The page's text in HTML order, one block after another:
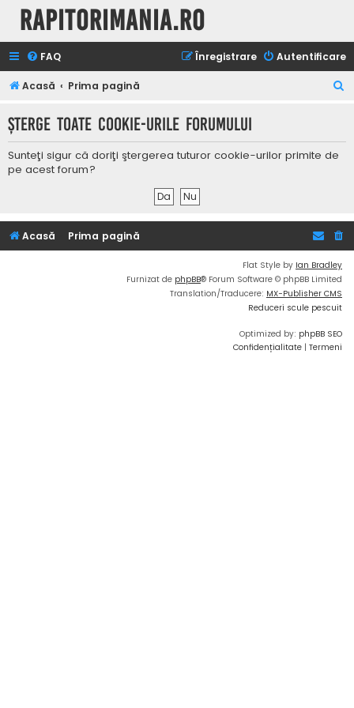
Rapitorimania.ro
FAQ Autentificare
Înregistrare
Acasă Prima pagină
t
Şterge toate cookie-urile forumului
Sunteţi sigur că doriţi ştergerea tuturor cookie-urilor primite de
pe acest forum?
Acasă Prima pagină
Flat Style by Ian Bradley
Furnizat de phpBB® Forum Software © phpBB Limited
Translation/Traducere: MX-Publisher CMS
Reduceri scule pescuit
Optimized by: phpBB SEO
Confidențialitate | Termeni